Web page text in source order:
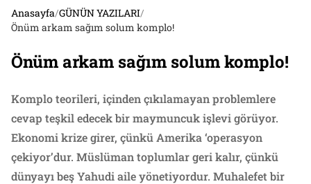
Anasayfa/GÜNÜN YAZILARI/
Önüm arkam sağım solum komplo!
Önüm arkam sağım solum komplo!
Komplo teorileri, içinden çıkılamayan problemlere
cevap teşkil edecek bir maymuncuk işlevi görüyor.
Ekonomi krize girer, çünkü Amerika ‘operasyon
çekiyor’dur. Müslüman toplumlar geri kalır, çünkü
dünyayı beş Yahudi aile yönetiyordur. Muhalefet bir